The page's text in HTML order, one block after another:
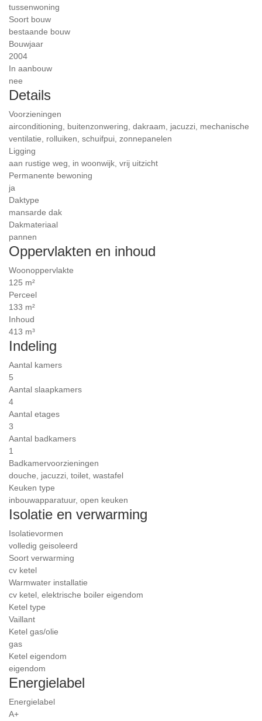
tussenwoning
Soort bouw
bestaande bouw
Bouwjaar
2004
In aanbouw
nee
Details
Voorzieningen
airconditioning, buitenzonwering, dakraam, jacuzzi, mechanische
ventilatie, rolluiken, schuifpui, zonnepanelen
Ligging
aan rustige weg, in woonwijk, vrij uitzicht
Permanente bewoning
ja
Daktype
mansarde dak
Dakmateriaal
pannen
Oppervlakten en inhoud
Woonoppervlakte
125 m²
Perceel
133 m²
Inhoud
413 m³
Indeling
Aantal kamers
5
Aantal slaapkamers
4
Aantal etages
3
Aantal badkamers
1
Badkamervoorzieningen
douche, jacuzzi, toilet, wastafel
Keuken type
inbouwapparatuur, open keuken
Isolatie en verwarming
Isolatievormen
volledig geisoleerd
Soort verwarming
cv ketel
Warmwater installatie
cv ketel, elektrische boiler eigendom
Ketel type
Vaillant
Ketel gas/olie
gas
Ketel eigendom
eigendom
Energielabel
Energielabel
A+